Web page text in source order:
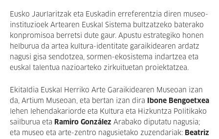
Eusko Jaurlaritzak eta Euskadin erreferentzia diren museo-
instituzioek Artearen Euskal Sistema bultzatzeko baterako
konpromisoa berretsi dute gaur. Apustu estrategiko honen
helburua da artea kultura-identitate garaikidearen ardatz
nagusi gisa sendotzea, sormen-ekosistema indartzea eta
euskal talentua nazioarteko zirkuituetan proiektatzea.
Ekitaldia Euskal Herriko Arte Garaikidearen Museoan izan
da, Artium Museoan, eta bertan izan dira
Ibone Bengoetxea
lehen lehendakariorde eta Kultura eta Hizkuntza Politikako
sailburua eta Ramiro González Arabako diputatu nagusia;
eta museo eta arte-zentro nagusietako zuzendariak: Beatriz